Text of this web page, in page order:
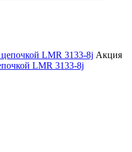
Акция
LMR 3133-8j